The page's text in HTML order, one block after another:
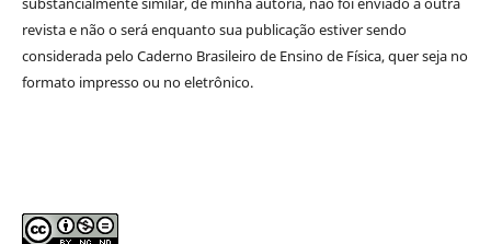
revista e não o será enquanto sua publicação estiver sendo
considerada pelo Caderno Brasileiro de Ensino de Física, quer seja no
formato impresso ou no eletrônico.